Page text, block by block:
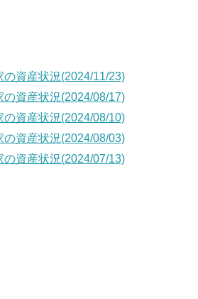
資産状況(2024/11/23)
資産状況(2024/08/17)
資産状況(2024/08/10)
資産状況(2024/08/03)
資産状況(2024/07/13)